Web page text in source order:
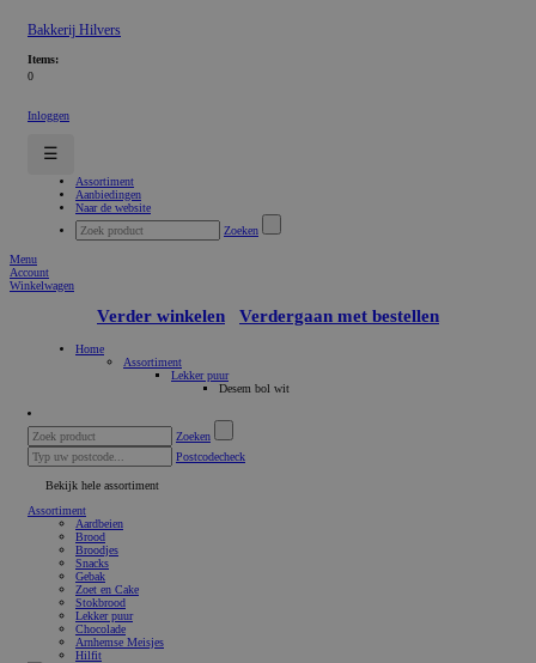
Bakkerij Hilvers
Items:
0
Inloggen
☰
Assortiment
Aanbiedingen
Naar de website
Zoeken
Menu
Account
Winkelwagen
Verder winkelen Verdergaan met bestellen
Home
Assortiment
Lekker puur
Desem bol wit
Zoeken
Postcodecheck
Bekijk hele assortiment
Assortiment
Aardbeien
Brood
Broodjes
Snacks
Gebak
Zoet en Cake
Stokbrood
Lekker puur
Chocolade
Arnhemse Meisjes
Hilfit